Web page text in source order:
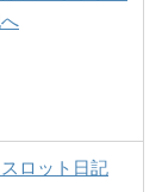
ロット日記